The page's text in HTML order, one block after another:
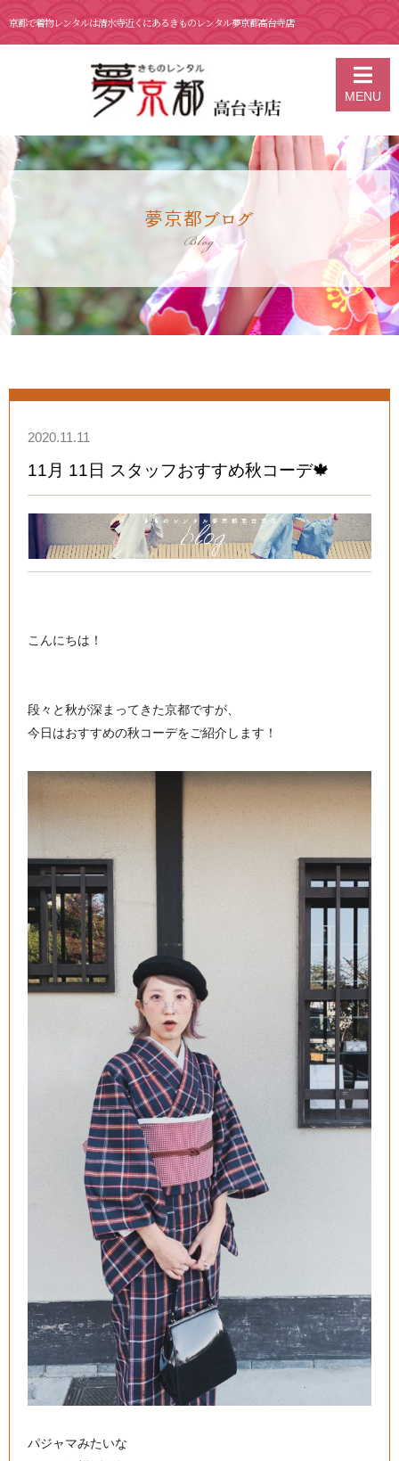
京都で着物レンタルは清水寺近くにあるきものレンタル夢京都高台寺店
MENU
京都の着物レンタル 夢京都 高台寺店
11月 11日 スタッフお
すすめ秋コーデ🍁
夢京都ブログ
Blog
2020.11.11
11月 11日 スタッフおすすめ秋コーデ🍁
こんにちは！
段々と秋が深まってきた京都ですが、
今日はおすすめの秋コーデをご紹介します！
パジャマみたいな